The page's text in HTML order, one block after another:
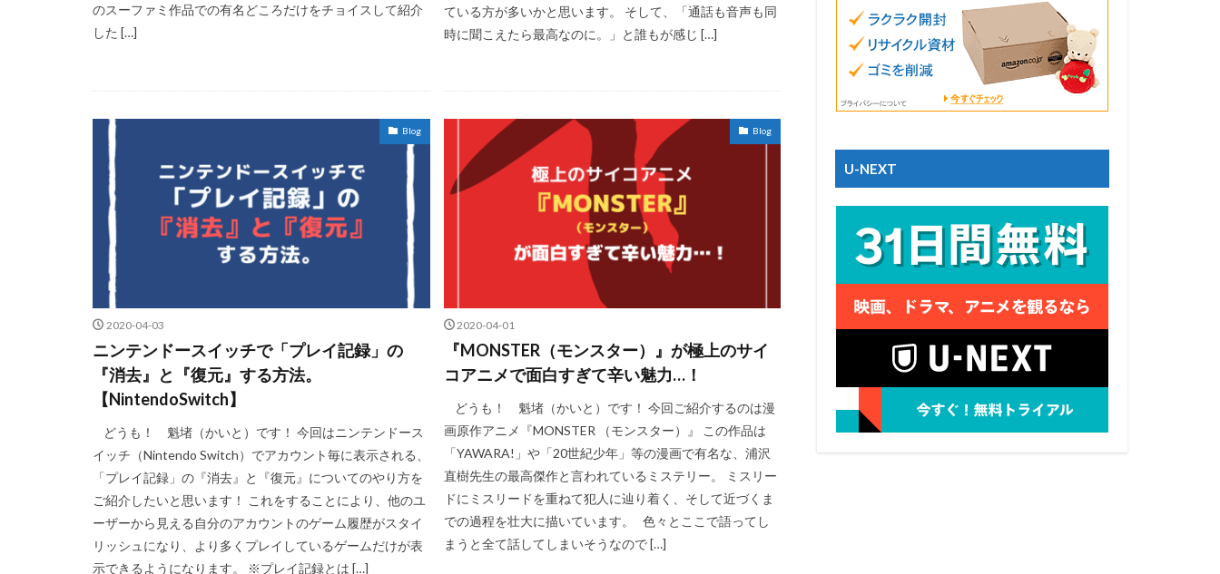
のスーファミ作品での有名どころだけをチョイスして紹介
した […]
ている方が多いかと思います。 そして、「通話も音声も同
時に聞こえたら最高なのに。」と誰もが感じ […]
Blog
2020-04-03
ニンテンドースイッチで「プレイ記録」の
『消去』と『復元』する方法。
【NintendoSwitch】
どうも！ 魁堵（かいと）です！ 今回はニンテンドース
イッチ（Nintendo Switch）でアカウント毎に表示される、
「プレイ記録」の『消去』と『復元』についてのやり方を
ご紹介したいと思います！ これをすることにより、他のユ
ーザーから見える自分のアカウントのゲーム履歴がスタイ
リッシュになり、より多くプレイしているゲームだけが表
示できるようになります。 ※プレイ記録とは […]
Blog
2020-04-01
『MONSTER（モンスター）』が極上のサイ
コアニメで面白すぎて辛い魅力…！
どうも！ 魁堵（かいと）です！ 今回ご紹介するのは漫
画原作アニメ『MONSTER （モンスター）』 この作品は
「YAWARA!」や「20世紀少年」等の漫画で有名な、浦沢
直樹先生の最高傑作と言われているミステリー。 ミスリー
ドにミスリードを重ねて犯人に辿り着く、そして近づくま
での過程を壮大に描いています。 色々とここで語ってし
まうと全て話してしまいそうなので […]
U-NEXT